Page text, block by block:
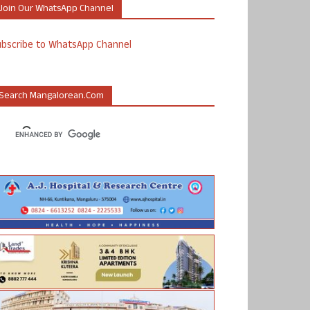
Our WhatsApp Channel
to WhatsApp Channel
Mangalorean.com